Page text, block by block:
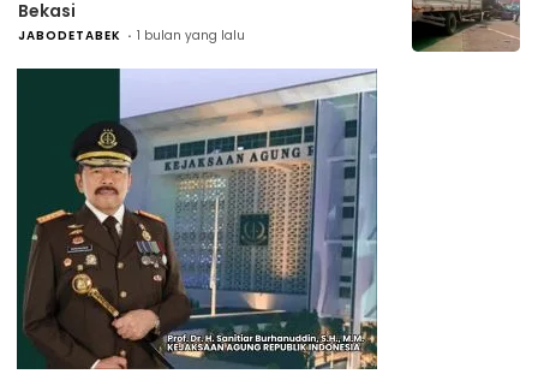
Bekasi
JABODETABEK 1 bulan yang lalu